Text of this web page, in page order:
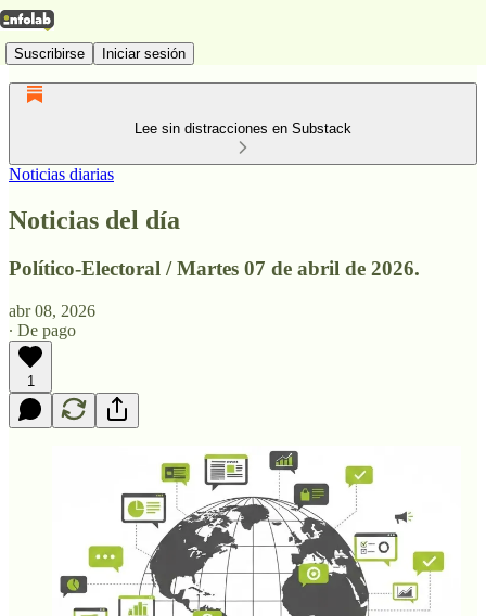
Suscribirse Iniciar sesión
Lee sin distracciones en Substack
Noticias diarias
Noticias del día
Político-Electoral / Martes 07 de abril de 2026.
abr 08, 2026
∙ De pago
1